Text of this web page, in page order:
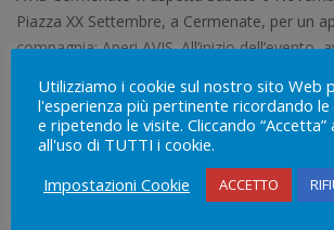
Piazza XX Settembre, a Cermenate, per un
compagnia: Aperi AVIS. All’inizio dell’evento,
poesie realizzata dal nostro Consigliere
aspettiamo numerosi! In caso di maltempo
Utilizziamo i cookie sul nostro sito Web
l'esperienza più pertinente ricordando
e ripetendo le visite. Cliccando “Accetta”
all'uso di TUTTI i cookie.
Impostazioni Cookie
ACCETTO